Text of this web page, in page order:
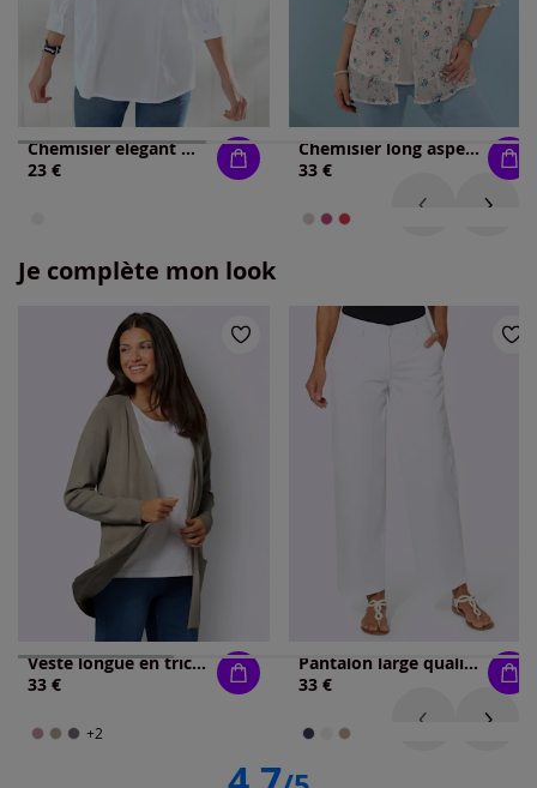
Chemisier élégant manches 3/4 avec encolure en v
23 €
Chemisier long aspect 2 en 1 tendance
33 €
Je complète mon look
Veste longue en tricot 80% viscose
33 €
+2
Pantalon large qualité jean légère et estivale
33 €